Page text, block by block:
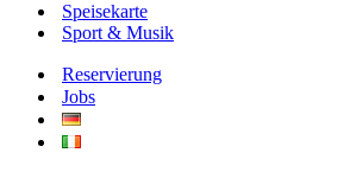
Speisekarte
Sport & Musik
Reservierung
Jobs